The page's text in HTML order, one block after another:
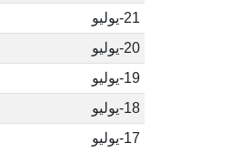
21-يوليو
20-يوليو
19-يوليو
18-يوليو
17-يوليو